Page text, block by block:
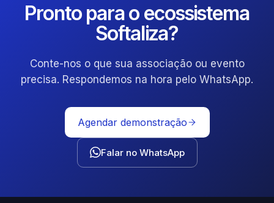
Pronto para o ecossistema
Softaliza?
Conte-nos o que sua associação ou evento
precisa. Respondemos na hora pelo WhatsApp.
Agendar demonstração
Falar no WhatsApp